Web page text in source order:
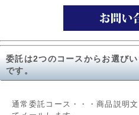
委託は2つのコースからお選び
です。
通常委託コース・・・商品説明